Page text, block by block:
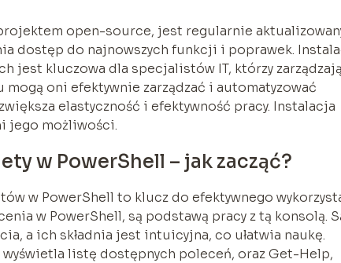
open-source, jest regularnie
dostęp do najnowszych funkcji i poprawek.
jest kluczowa dla specjalistów IT, którzy zarządzają
oni efektywnie zarządzać i automatyzować
elastyczność i efektywność pracy. Instalacja
jego możliwości.
w PowerShell – jak zacząć?
w PowerShell to klucz do efektywnego
w PowerShell, są podstawą pracy z tą konsolą.
a ich składnia jest intuicyjna, co ułatwia naukę.
listę dostępnych poleceń, oraz Get-Help,